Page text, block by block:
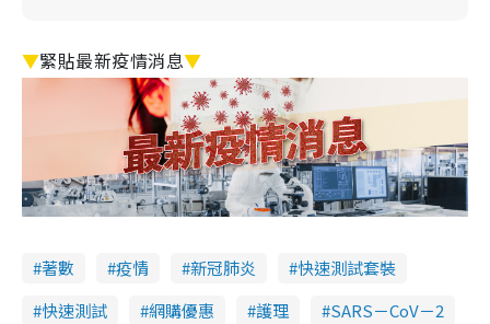
▼緊貼最新疫情消息▼
著數 疫情 新冠肺炎
快速測試套裝
快速測試
網購優惠 護理
SARS－CoV－2